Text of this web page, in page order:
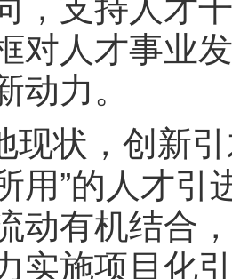
对人才事业
力。
现状，创新
用”的人才引
动有机结合
实施项目化